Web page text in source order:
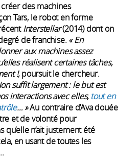
des machines
Tars, le robot en forme
Interstellar(2014) dont on
de franchise. « En
aux machines assez
réalisent certaines tâches,
!,poursuit le chercheur.
suffit largement: le but est
interactions avec elles, tout en
… »Au contraire d’Ava douée
et de volonté pour
qu’elle n’ait justement été
en usant de toutes les